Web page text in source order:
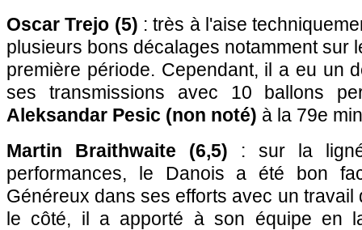
Oscar Trejo (5) : très à l'aise
plusieurs bons décalages notamment sur
première période. Cependant, il a eu un
ses transmissions avec 10 ballons
Aleksandar Pesic (non noté) à la 79e
Martin Braithwaite (6,5) : sur la
performances, le Danois a été bon
Généreux dans ses efforts avec un travail
le côté, il a apporté à son équipe en